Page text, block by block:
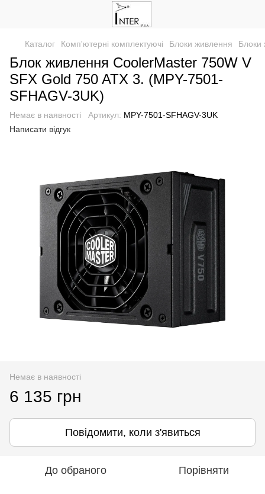
Каталог Комп'ютерні комплектуючі Блоки живлення Блоки
Блок живлення CoolerMaster 750W V
SFX Gold 750 ATX 3. (MPY-7501-
SFHAGV-3UK)
Немає в наявності Артикул: MPY-7501-SFHAGV-3UK
Написати відгук
Немає в наявності
6 135 грн
Повідомити, коли з'явиться
До обраного Порівняти